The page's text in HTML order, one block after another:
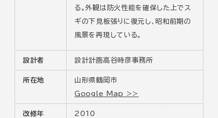
る。外観は防火性能を確保した上でス
ギの下見板張りに復元し、昭和前期の
風景を再現している。
設計者 設計計画高谷時彦事務所
所在地
山形県鶴岡市
Google Map >>
改修年 2010